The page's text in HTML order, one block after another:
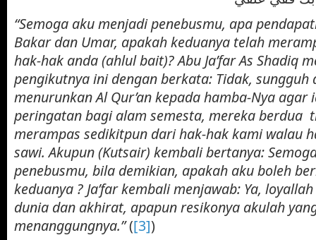
“Semoga aku menjadi penebusmu, apa
Bakar dan Umar, apakah keduanya telah
hak-hak anda (ahlul bait)? Abu Ja’far As Shadiq
pengikutnya ini dengan berkata: Tidak, sungguh
menurunkan Al Qur’an kepada hamba-Nya
peringatan bagi alam semesta, mereka berdua
merampas sedikitpun dari hak-hak kami walau
sawi. Akupun (Kutsair) kembali bertanya:
penebusmu, bila demikian, apakah aku boleh
keduanya ? Ja’far kembali menjawab: Ya,
dunia dan akhirat, apapun resikonya akulah
menanggungnya.”([3])